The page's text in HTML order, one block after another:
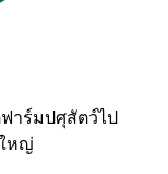
าร์มปศุสัตว์ไป
หญ่